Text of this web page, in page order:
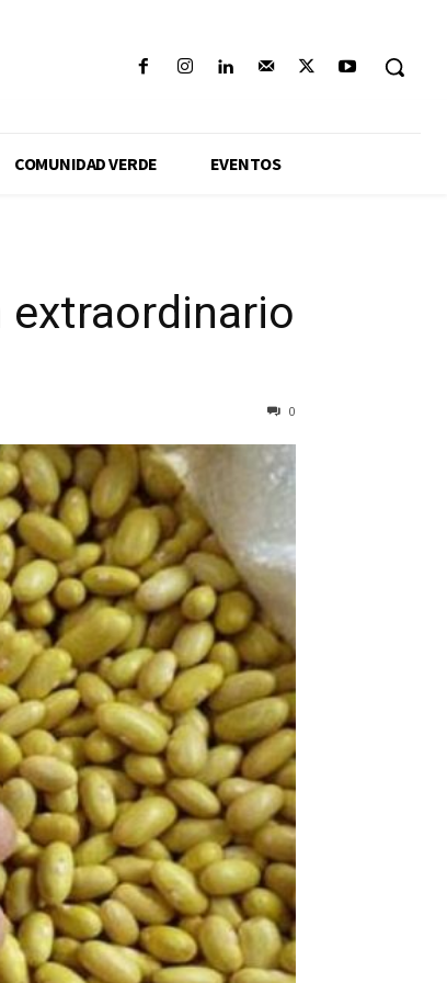
COMUNIDAD VERDE EVENTOS
extraordinario
0